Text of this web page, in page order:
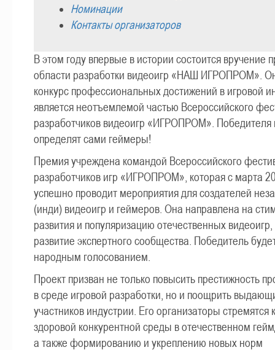
Номинации
Контакты организаторов
В этом году впервые в истории состоится вручение
области разработки видеоигр «НАШ ИГРОПРОМ».
конкурс профессиональных достижений в игровой
является неотъемлемой частью Всероссийского
разработчиков видеоигр «ИГРОПРОМ». Победителя
определят сами геймеры!
Премия учреждена командой Всероссийского
разработчиков игр «ИГРОПРОМ», которая с марта
успешно проводит мероприятия для создателей
(инди) видеоигр и геймеров. Она направлена на
развития и популяризацию отечественных
развитие экспертного сообщества. Победитель
народным голосованием.
Проект призван не только повысить престижность
в среде игровой разработки, но и поощрить
участников индустрии. Его организаторы стремятся
здоровой конкурентной среды в отечественном
а также формированию и укреплению новых норм